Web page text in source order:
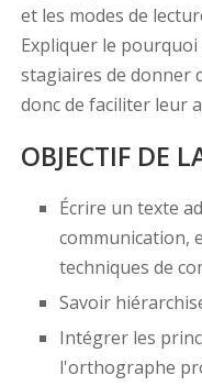
et les modes de
Expliquer le
stagiaires de donner
donc de faciliter leur
OBJECTIF DE
Écrire un texte
communication,
techniques de
Savoir
Intégrer les
l'orthographe